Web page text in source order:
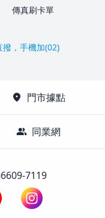
傳真刷卡單
撥，手機加(02)
location_on 門市據點
group 同業網
7119